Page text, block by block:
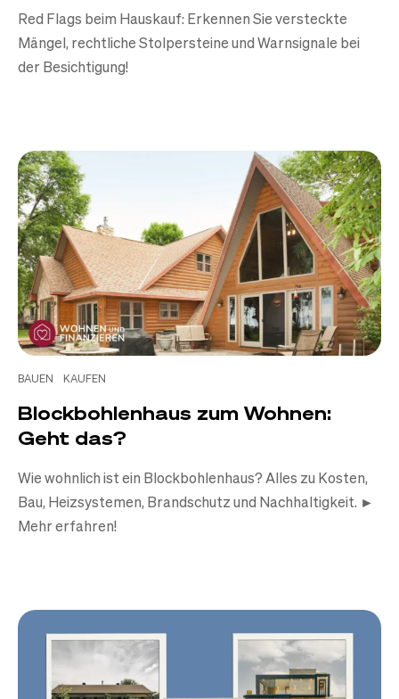
Red Flags beim Hauskauf: Erkennen Sie versteckte
Mängel, rechtliche Stolpersteine und Warnsignale bei
der Besichtigung!
BAUEN KAUFEN
Blockbohlenhaus zum Wohnen:
Geht das?
Wie wohnlich ist ein Blockbohlenhaus? Alles zu Kosten,
Bau, Heizsystemen, Brandschutz und Nachhaltigkeit. ►
Mehr erfahren!